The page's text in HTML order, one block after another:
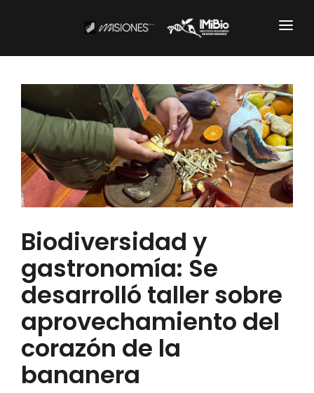
CARTOGRAFÍA
DOCUMENTOS INSTITUCIONALES
EL IMIBIO
NOTICIAS
Productos y Servicios
RESGUARDO DE COLECCIONES
BIOBANCO
FORTALECIMIENTO DE RECURSOS
ALIMENTICIOS
BIODIVERSIDAD Y ALIMENTACIÓN
Biodiversidad y
gastronomía: Se
desarrolló taller sobre
aprovechamiento del
corazón de la
bananera